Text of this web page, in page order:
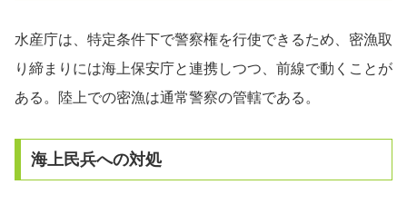
水産庁は、特定条件下で警察権を行使できるため、密漁取
り締まりには海上保安庁と連携しつつ、前線で動くことが
ある。陸上での密漁は通常警察の管轄である。
海上民兵への対処